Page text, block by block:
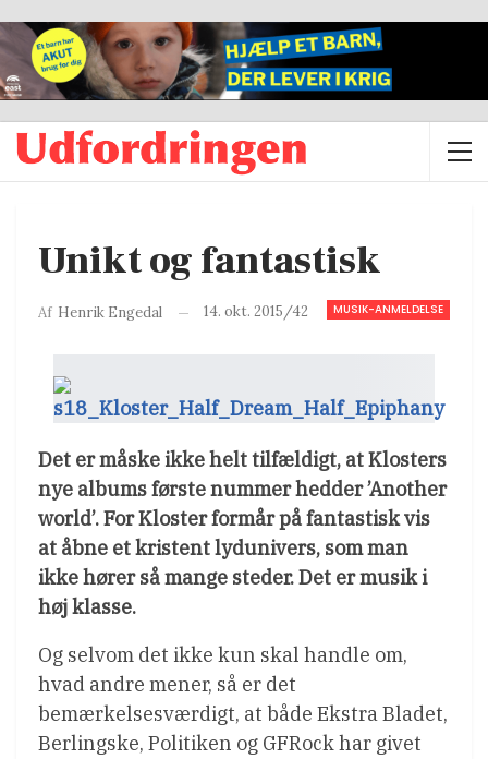
Unikt og fantastisk
MUSIK-ANMELDELSE
Af Henrik Engedal 14. okt. 2015/42
Det er måske ikke helt tilfældigt, at Klosters
nye albums første nummer hedder ’Another
world’. For Kloster formår på fantastisk vis
at åbne et kristent lydunivers, som man
ikke hører så mange steder. Det er musik i
høj klasse.
Og selvom det ikke kun skal handle om,
hvad andre mener, så er det
bemærkelsesværdigt, at både Ekstra Bladet,
Berlingske, Politiken og GFRock har givet